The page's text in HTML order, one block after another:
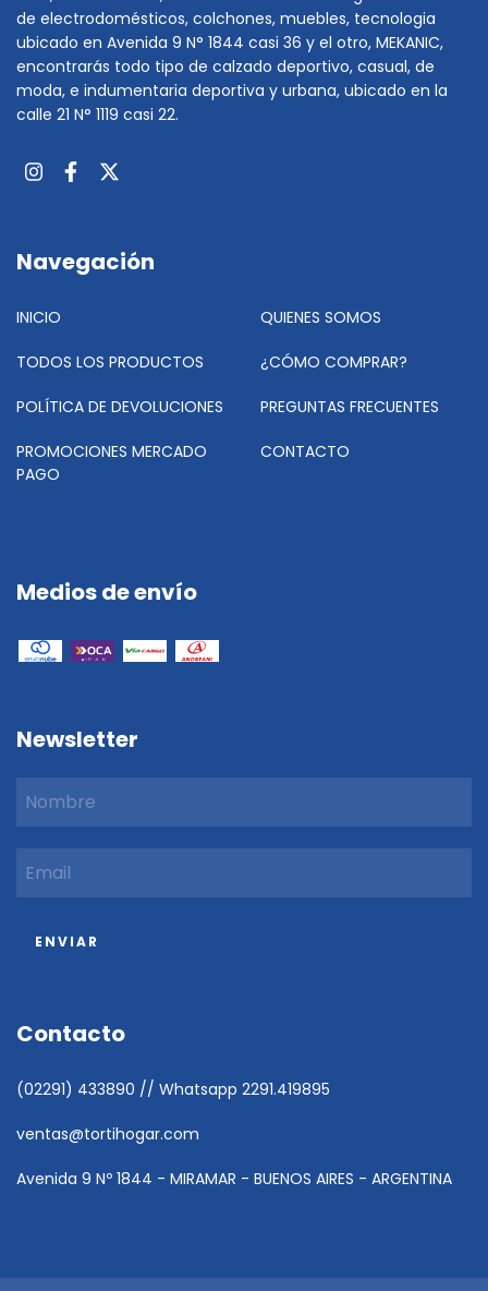
de electrodomésticos, colchones, muebles, tecnologia
ubicado en Avenida 9 N° 1844 casi 36 y el otro, MEKANIC,
encontrarás todo tipo de calzado deportivo, casual, de
moda, e indumentaria deportiva y urbana, ubicado en la
calle 21 N° 1119 casi 22.
Navegación
INICIO QUIENES SOMOS
TODOS LOS PRODUCTOS ¿CÓMO COMPRAR?
POLÍTICA DE DEVOLUCIONES PREGUNTAS FRECUENTES
PROMOCIONES MERCADO
PAGO
CONTACTO
Medios de envío
Newsletter
Contacto
(02291) 433890 // Whatsapp 2291.419895
ventas@tortihogar.com
Avenida 9 Nº 1844 - MIRAMAR - BUENOS AIRES - ARGENTINA